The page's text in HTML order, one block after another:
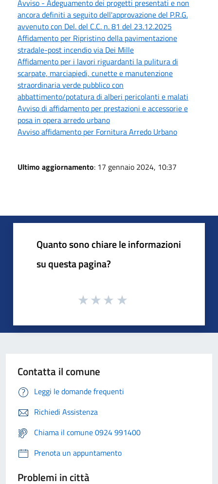
Avviso - Adeguamento dei progetti presentati e non
ancora definiti a seguito dell'approvazione del P.R.G.
avvenuto con Del. del C.C. n. 81 del 23.12.2025
Affidamento per Ripristino della pavimentazione
stradale-post incendio via Dei Mille
Affidamento per i lavori riguardanti la pulitura di
scarpate, marciapiedi, cunette e manutenzione
straordinaria verde pubblico con
abbattimento/potatura di alberi pericolanti e malati
Avviso di affidamento per prestazioni e accessorie e
posa in opera arredo urbano
Avviso affidamento per Fornitura Arredo Urbano
Ultimo aggiornamento: 17 gennaio 2024, 10:37
Quanto sono chiare le informazioni
su questa pagina?
Contatta il comune
Leggi le domande frequenti
Richiedi Assistenza
Chiama il comune 0924 991400
Prenota un appuntamento
Problemi in città